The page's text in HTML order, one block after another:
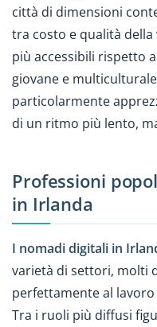
città di dimensioni
tra costo e qualità
più accessibili rispetto
giovane e
particolarmente
di un ritmo più lento,
Professioni
in Irlanda
I nomadi digitali in
varietà di settori, molti
perfettamente al
Tra i ruoli più diffusi